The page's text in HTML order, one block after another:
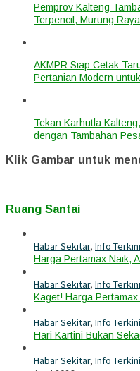
Pemprov Kalteng
Terpencil, Murung
AKMPR Siap Cetak
Pertanian Modern
Tekan Karhutla
dengan Tambahan
Klik Gambar untuk
Ruang Santai
Habar Sekitar, Info Terkini
Harga Pertamax Naik,
Habar Sekitar, Info Terkini
Kaget! Harga
Habar Sekitar, Info Terkini
Hari Kartini Bukan
Habar Sekitar, Info Terkini